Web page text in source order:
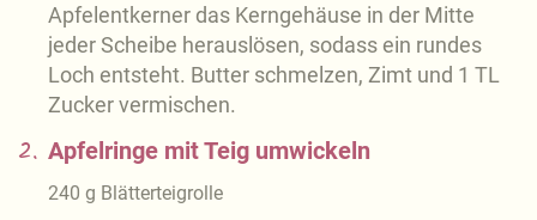
Apfelentkerner das Kerngehäuse in der Mitte
jeder Scheibe herauslösen, sodass ein rundes
Loch entsteht. Butter schmelzen, Zimt und 1 TL
Zucker vermischen.
2. Apfelringe mit Teig umwickeln
240 g Blätterteigrolle